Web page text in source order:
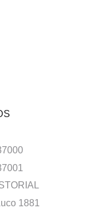
1881